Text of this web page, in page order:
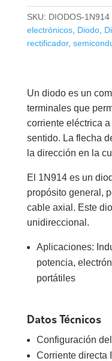
Rápido
100V
SKU: DIODOS-1N914
electrónicos, Diodo,
rectificador,
Un diodo es un
terminales que
corriente eléctrica
sentido. La flecha
la dirección en la
El 1N914 es un
propósito general,
cable axial. Este
unidireccional.
Aplicaciones:
potencia,
portátiles
Datos Técnicos
Configuración
Corriente directa